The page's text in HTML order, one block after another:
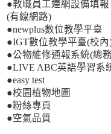
●教職員工連網設備填報
(有線網路)
●newplus數位教學平臺
●IGT數位教學平臺(校內
●公物維修通報系統(總
●LIVE ABC英語學習系
●easy test
●校園植物地圖
●粉絲專頁
●空氣品質